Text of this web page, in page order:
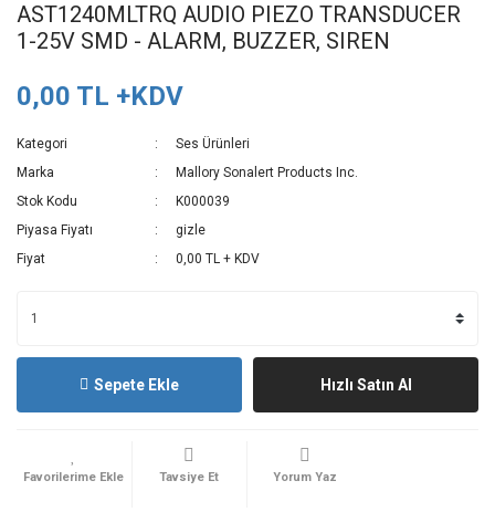
AST1240MLTRQ AUDIO PIEZO TRANSDUCER
1-25V SMD - ALARM, BUZZER, SIREN
0,00 TL +KDV
Kategori
Ses Ürünleri
Marka
Mallory Sonalert Products Inc.
Stok Kodu
K000039
Piyasa Fiyatı
gizle
Fiyat
0,00 TL + KDV
Sepete Ekle Hızlı Satın Al
Tavsiye Et Yorum Yaz